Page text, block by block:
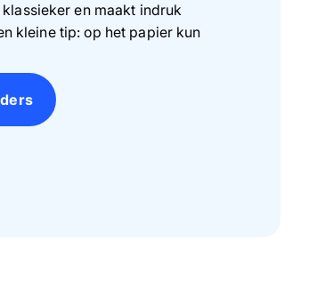
en maakt indruk
kleine tip: op het papier kun